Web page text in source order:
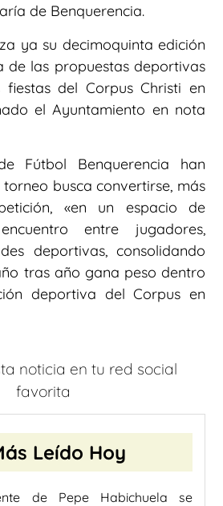
de Benquerencia.
ya su decimoquinta edición
de las propuestas deportivas
del Corpus Christi en
el Ayuntamiento en nota
Fútbol Benquerencia han
busca convertirse, más
«en un espacio de
entre jugadores,
deportivas, consolidando
tras año gana peso dentro
deportiva del Corpus en
noticia en tu red social
favorita
Leído Hoy
de Pepe Habichuela se